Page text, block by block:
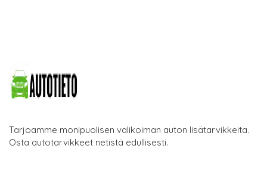
Tarjoamme monipuolisen valikoiman auton lisätarvikkeita.
Osta autotarvikkeet netistä edullisesti.